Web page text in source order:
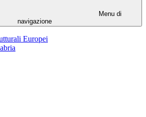
Menu di
navigazione
Europei